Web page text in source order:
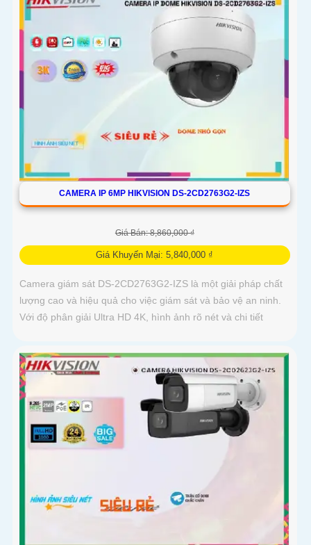
CAMERA IP 6MP HIKVISION DS-2CD2763G2-IZS
Giá Bán: 8,860,000 ₫
Giá Khuyến Mại: 5,840,000 ₫
Camera giám sát DS-2CD2763G2-IZS là một giải pháp chất
lượng cao và hiệu quả cho việc giám sát và bảo vệ an ninh.
Với độ phân giải Ultra HD 4K, hình ảnh rõ nét và chi tiết